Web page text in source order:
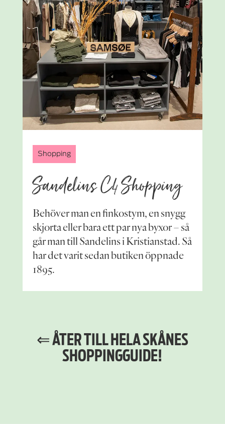
Shopping
Sandelins C4 Shopping
Behöver man en finkostym, en snygg
skjorta eller bara ett par nya byxor – så
går man till Sandelins i Kristianstad. Så
har det varit sedan butiken öppnade
1895.
⇐ ÅTER TILL HELA SKÅNES
SHOPPING­GUIDE!